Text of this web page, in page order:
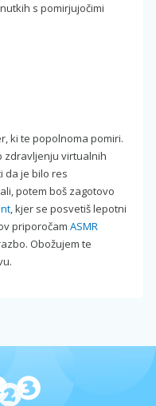
s pomirjujočimi
ki te popolnoma pomiri.
zdravljenju virtualnih
da je bilo res
potem boš zagotovo
, kjer se posvetiš lepotni
priporočam ASMR
Obožujem te